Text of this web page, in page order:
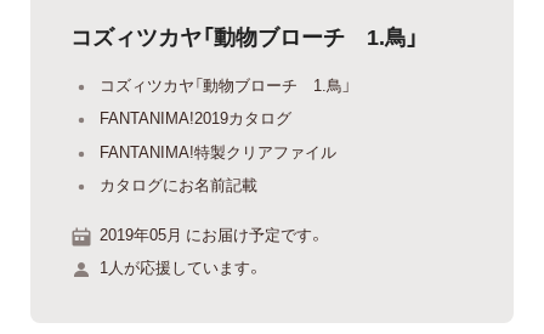
コズィツカヤ「動物ブローチ 1.鳥」
コズィツカヤ「動物ブローチ 1.鳥」
FANTANIMA!2019カタログ
FANTANIMA!特製クリアファイル
カタログにお名前記載
2019年05月 にお届け予定です。
1人が応援しています。